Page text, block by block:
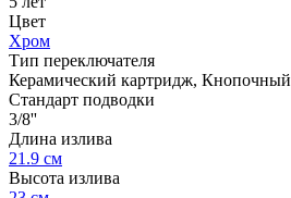
Цвет
Хром
Тип переключателя
Керамический картридж, Кнопочный
Стандарт подводки
3/8''
Длина излива
21.9 см
Высота излива